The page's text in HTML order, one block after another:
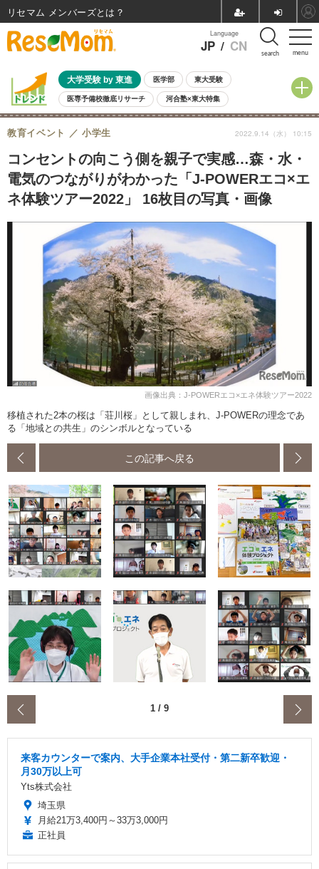
menu
Language
JP / CN search
大学受験 by 東進 医学部 東大受験
医専予備校徹底リサーチ 河合塾×東大特集
親子で考える大学選び 高校受験 中学受験 小学校受験
共通テスト 夏休み
8月開催イベント・WS 全国公立高校 過去問 人気記事
自由研究教材（小学生向け） 自由研究教材（中学生向け） ランキング
コンセントの向こう側を親子で実感…森・水・
電気のつながりがわかった「J-POWERエコ×エ
ネ体験ツアー2022」 16枚目の写真・画像
教育イベント 小学生 2022.9.14（水） 10:15
画像出典：J-POWERエコ×エネ体験ツアー2022
移植された2本の桜は「荘川桜」として親しまれ、J-POWERの理念であ
る「地域との共生」のシンボルとなっている
この記事へ戻る
1 / 9
来客カウンターで案内、大手企業本社受付・第二新卒歓迎・
月30万以上可
Yts株式会社
埼玉県
月給21万3,400円～33万3,000円
正社員
リセマム メンバーズ